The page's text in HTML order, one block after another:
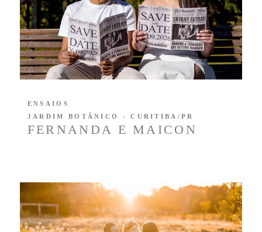
FERNANDA E MAICON
ENSAIOS
JARDIM BOTÂNICO - CURITIBA/PR